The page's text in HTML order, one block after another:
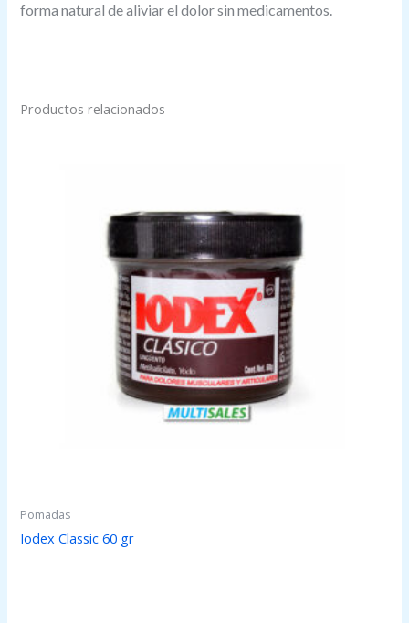
forma natural de aliviar el dolor sin medicamentos.
Productos relacionados
Pomadas
Iodex Classic 60 gr